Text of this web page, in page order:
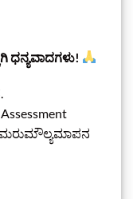
ಧನ್ಯವಾದಗಳು!
ಮರುಮೌಲ್ಯಮಾಪನ